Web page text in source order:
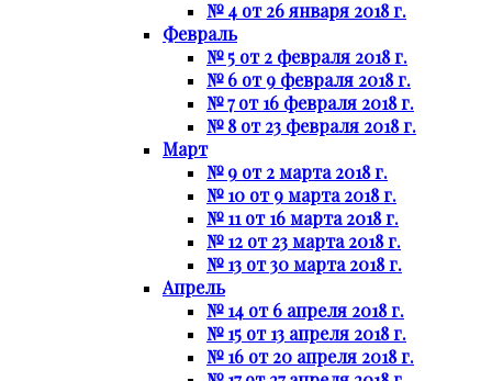
№ 4 от 26 января 2018 г.
Февраль
№ 5 от 2 февраля 2018 г.
№ 6 от 9 февраля 2018 г.
№ 7 от 16 февраля 2018 г.
№ 8 от 23 февраля 2018 г.
Март
№ 9 от 2 марта 2018 г.
№ 10 от 9 марта 2018 г.
№ 11 от 16 марта 2018 г.
№ 12 от 23 марта 2018 г.
№ 13 от 30 марта 2018 г.
Апрель
№ 14 от 6 апреля 2018 г.
№ 15 от 13 апреля 2018 г.
№ 16 от 20 апреля 2018 г.